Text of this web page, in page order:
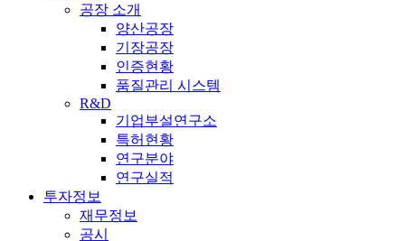
공장 소개
양산공장
기장공장
인증현황
품질관리 시스템
R&D
기업부설연구소
특허현황
연구분야
연구실적
투자정보
재무정보
공시